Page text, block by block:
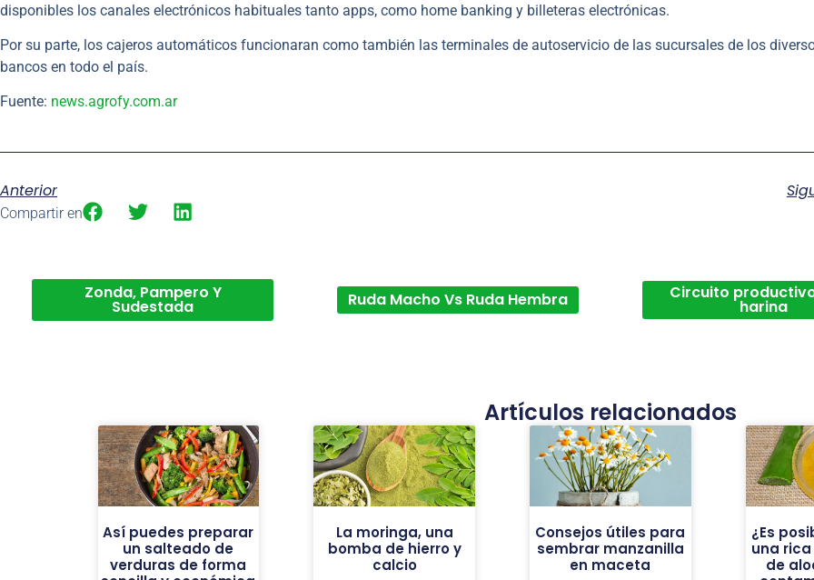
disponibles los canales electrónicos habituales tanto apps, como home banking y billeteras electrónicas.
Por su parte, los cajeros automáticos funcionaran como también las terminales de autoservicio de las sucursales de los
bancos en todo el país.
Fuente: news.agrofy.com.ar
Anterior
Compartir en
Zonda, Pampero Y
Sudestada Ruda Macho Vs Ruda Hembra Circuito
harina
Artículos relacionados
Así puedes preparar
un salteado de
verduras de forma
La moringa, una
bomba de hierro y
calcio
Consejos útiles para
sembrar manzanilla
en maceta
¿Es
una
de